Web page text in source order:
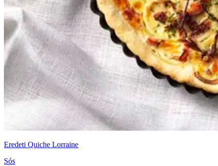
Eredeti Quiche Lorraine
Sós